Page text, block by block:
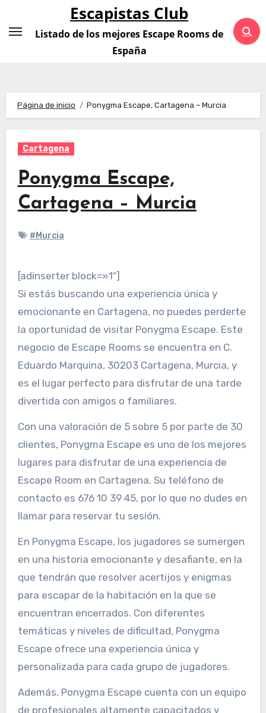
contenido
Escapistas Club
Listado de los mejores Escape Rooms de
España
Página de inicio Ponygma Escape, Cartagena – Murcia
Cartagena
Ponygma Escape,
Cartagena – Murcia
#Murcia
[adinserter block=»1″]
Si estás buscando una experiencia única y
emocionante en Cartagena, no puedes perderte
la oportunidad de visitar Ponygma Escape. Este
negocio de Escape Rooms se encuentra en C.
Eduardo Marquina, 30203 Cartagena, Murcia, y
es el lugar perfecto para disfrutar de una tarde
divertida con amigos o familiares.
Con una valoración de 5 sobre 5 por parte de 30
clientes, Ponygma Escape es uno de los mejores
lugares para disfrutar de una experiencia de
Escape Room en Cartagena. Su teléfono de
contacto es 676 10 39 45, por lo que no dudes en
llamar para reservar tu sesión.
En Ponygma Escape, los jugadores se sumergen
en una historia emocionante y desafiante, en la
que tendrán que resolver acertijos y enigmas
para escapar de la habitación en la que se
encuentran encerrados. Con diferentes
temáticas y niveles de dificultad, Ponygma
Escape ofrece una experiencia única y
personalizada para cada grupo de jugadores.
Además, Ponygma Escape cuenta con un equipo
de profesionales altamente capacitados y